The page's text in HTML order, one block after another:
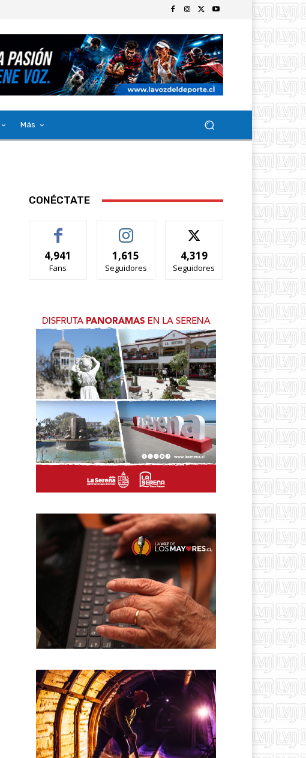
Más
CONÉCTATE
4,941
Fans
1,615
Seguidores
4,319
Seguidores